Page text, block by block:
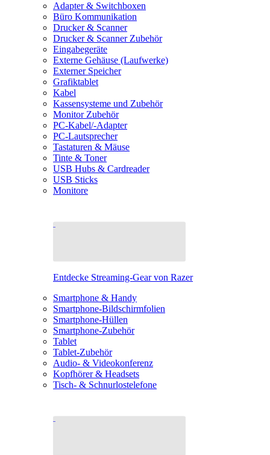
Adapter & Switchboxen
Büro Kommunikation
Drucker & Scanner
Drucker & Scanner Zubehör
Eingabegeräte
Externe Gehäuse (Laufwerke)
Externer Speicher
Grafiktablet
Kabel
Kassensysteme und Zubehör
Monitor Zubehör
PC-Kabel/-Adapter
PC-Lautsprecher
Tastaturen & Mäuse
Tinte & Toner
USB Hubs & Cardreader
USB Sticks
Monitore
Entdecke Streaming-Gear von Razer
Smartphone & Handy
Smartphone-Bildschirmfolien
Smartphone-Hüllen
Smartphone-Zubehör
Tablet
Tablet-Zubehör
Audio- & Videokonferenz
Kopfhörer & Headsets
Tisch- & Schnurlostelefone